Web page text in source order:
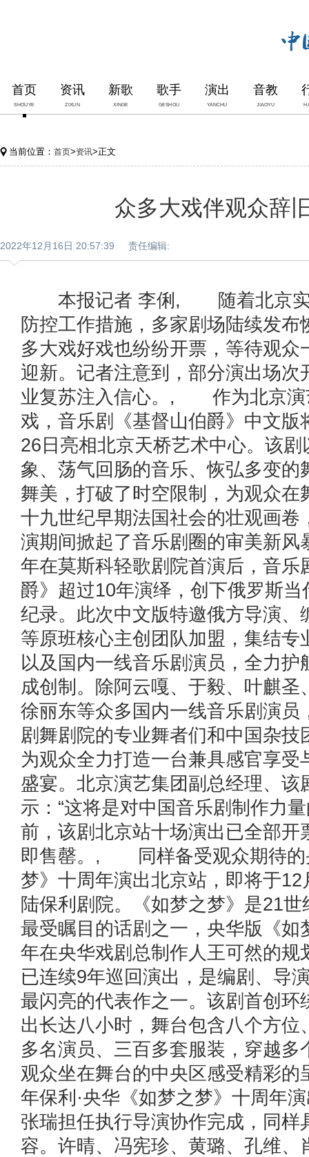
首页
SHOUYE
资讯
ZIXUN
新歌
XINGE
歌手
GESHOU
演出
YANCHU
音教
JIAOYU
当前位置： 首页>资讯>正文
众多大戏伴观众辞
2022年12月16日 20:57:39 责任编辑:
本报记者 李俐, 随着北京实
防控工作措施，多家剧场陆续发布
多大戏好戏也纷纷开票，等待观众
迎新。记者注意到，部分演出场次
业复苏注入信心。, 作为北京演
戏，音乐剧《基督山伯爵》中文版
26日亮相北京天桥艺术中心。该
象、荡气回肠的音乐、恢弘多变的
舞美，打破了时空限制，为观众在
十九世纪早期法国社会的壮观画卷
演期间掀起了音乐剧圈的审美
年在莫斯科轻歌剧院首演后，音乐
爵》超过10年演绎，创下俄罗斯
纪录。此次中文版特邀俄方导演、
等原班核心主创团队加盟，集结专
以及国内一线音乐剧演员，全力护
成创制。除阿云嘎、于毅、叶麒圣
徐丽东等众多国内一线音乐剧演员
剧舞剧院的专业舞者们和中国杂技
为观众全力打造一台兼具感官享受
盛宴。北京演艺集团副总经理、该
示：“这将是对中国音乐剧制作力
前，该剧北京站十场演出已全部开
即售罄。, 同样备受观众期待的
梦》十周年演出北京站，即将于
陆保利剧院。《如梦之梦》是21
最受瞩目的话剧之一，央华版《如
年在央华戏剧总制作人王可然的规
已连续9年巡回演出，是编剧、导
最闪亮的代表作之一。该剧首创环
出长达八小时，舞台包含八个方位
多名演员、三百多套服装，穿越多
观众坐在舞台的中央区感受精彩的
年保利·央华《如梦之梦》十周年
张瑞担任执行导演协作完成，同样
容。许晴、冯宪珍、黄璐、孔维、